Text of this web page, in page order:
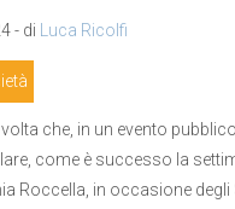
- di Luca Ricolfi
che, in un evento
come è successo la
Roccella, in occasione degli